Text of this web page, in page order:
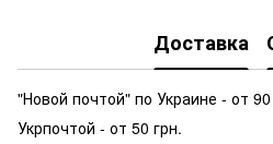
Доставка
"Новой почтой" по Украине - от 90
Укрпочтой - от 50 грн.